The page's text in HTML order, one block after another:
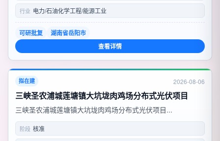
行业 电力/石油化学工程/能源工业
可研批复
湖南省岳阳市
查看详情
拟在建 2026-08-06
三峡圣农浦城莲塘镇大坑垅肉鸡场分布式光伏项目
三峡圣农浦城莲塘镇大坑垅肉鸡场分布式光伏项目...
阶段 核准